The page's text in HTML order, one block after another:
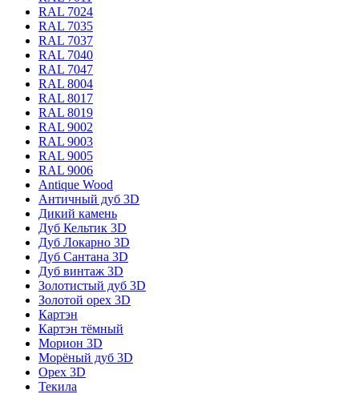
RAL 7024
RAL 7035
RAL 7037
RAL 7040
RAL 7047
RAL 8004
RAL 8017
RAL 8019
RAL 9002
RAL 9003
RAL 9005
RAL 9006
Antique Wood
Античный дуб 3D
Дикий камень
Дуб Кельтик 3D
Дуб Локарно 3D
Дуб Сантана 3D
Дуб винтаж 3D
Золотистый дуб 3D
Золотой орех 3D
Картэн
Картэн тёмный
Морион 3D
Морёный дуб 3D
Орех 3D
Текила